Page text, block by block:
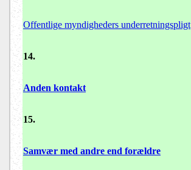
Offentlige myndigheders underretningspligt
14.
Anden kontakt
15.
Samvær med andre end forældre